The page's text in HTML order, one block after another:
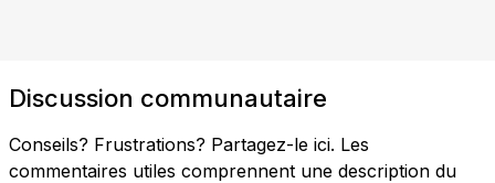
Discussion communautaire
Conseils? Frustrations? Partagez-le ici. Les
commentaires utiles comprennent une description du